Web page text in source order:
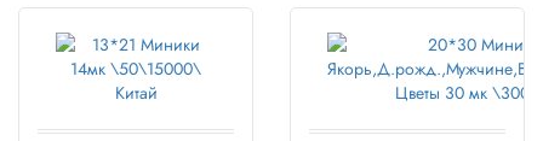
транспортировки